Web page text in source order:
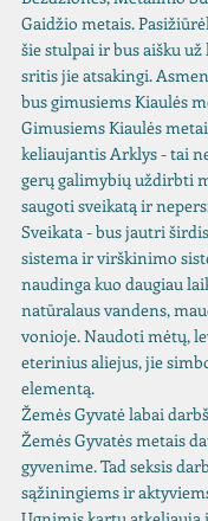
Gaidžio metais.
šie stulpai ir bus aišku
sritis jie atsakingi.
bus gimusiems Kiaulės
Gimusiems Kiaulės
keliaujantis Arklys - tai
gerų galimybių uždirbti
saugoti sveikatą ir
Sveikata - bus jautri
sistema ir virškinimo
naudinga kuo daugiau
natūralaus vandens,
vonioje. Naudoti mėtų,
eterinius aliejus, jie
elementą.
Žemės Gyvatė labai
Žemės Gyvatės metais
gyvenime. Tad seksis
sąžiningiems ir